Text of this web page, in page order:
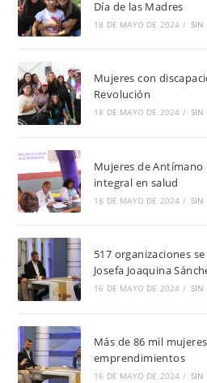
Día de las Madres
18 DE MAYO DE 2024 / SIN
Mujeres con
Revolución
18 DE MAYO DE 2024 / SIN
Mujeres de
integral en salud
18 DE MAYO DE 2024 / SIN
517 organizaciones
Josefa Joaquina
16 DE MAYO DE 2024 / SIN
Más de 86 mil
emprendimientos
16 DE MAYO DE 2024 / SIN